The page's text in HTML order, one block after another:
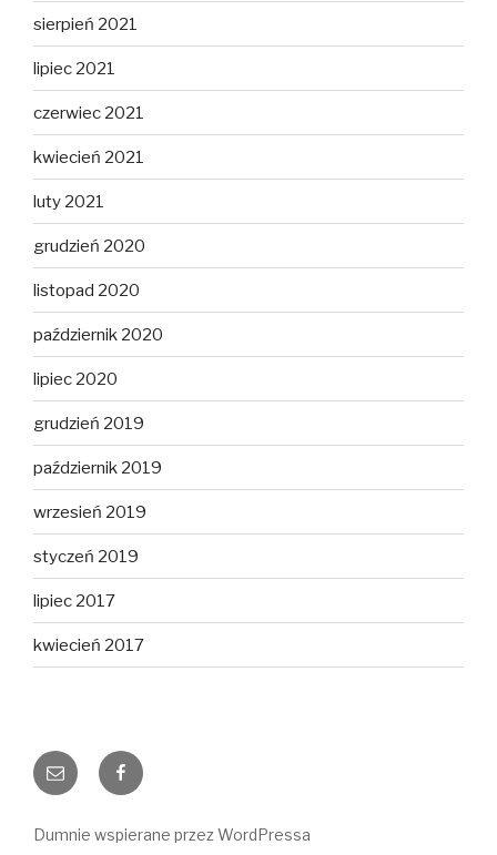
sierpień 2021
lipiec 2021
czerwiec 2021
kwiecień 2021
luty 2021
grudzień 2020
listopad 2020
październik 2020
lipiec 2020
grudzień 2019
październik 2019
wrzesień 2019
styczeń 2019
lipiec 2017
kwiecień 2017
E-
mail
Facebook
Dumnie wspierane przez WordPressa